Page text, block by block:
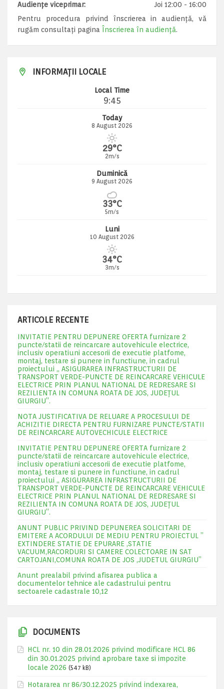
Audiențe viceprimar:
Joi 12:00 - 16:00
Pentru procedura privind înscrierea in audiență, vă
rugăm consultați pagina Înscrierea în audiență.
INFORMAȚII LOCALE
Local Time
9:45
Today
8 August 2026
29°C
2m/s
Duminică
9 August 2026
33°C
5m/s
Luni
10 August 2026
34°C
3m/s
ARTICOLE RECENTE
INVITATIE PENTRU DEPUNERE OFERTA furnizare 2
puncte/statii de reincarcare autovehicule electrice,
inclusiv operatiuni accesorii de executie platfome,
montaj, testare si punere in functiune, in cadrul
proiectului „ ASIGURAREA INFRASTRUCTURII DE
TRANSPORT VERDE-PUNCTE DE REINCARCARE VEHICULE
ELECTRICE PRIN PLANUL NATIONAL DE REDRESARE SI
REZILIENTA IN COMUNA ROATA DE JOS, JUDEŢUL
GIURGIU”.
NOTA JUSTIFICATIVA DE RELUARE A PROCESULUI DE
ACHIZITIE DIRECTA PENTRU FURNIZARE PUNCTE/STATII
DE REINCARCARE AUTOVECHICULE ELECTRICE
INVITATIE PENTRU DEPUNERE OFERTA furnizare 2
puncte/statii de reincarcare autovehicule electrice,
inclusiv operatiuni accesorii de executie platfome,
montaj, testare si punere in functiune, in cadrul
proiectului „ ASIGURAREA INFRASTRUCTURII DE
TRANSPORT VERDE-PUNCTE DE REINCARCARE VEHICULE
ELECTRICE PRIN PLANUL NATIONAL DE REDRESARE SI
REZILIENTA IN COMUNA ROATA DE JOS, JUDEŢUL
GIURGIU”.
ANUNT PUBLIC PRIVIND DEPUNEREA SOLICITARI DE
EMITERE A ACORDULUI DE MEDIU PENTRU PROIECTUL ”
EXTINDERE STATIE DE EPURARE ,STATIE
VACUUM,RACORDURI SI CAMERE COLECTOARE IN SAT
CARTOJANI,COMUNA ROATA DE JOS ,JUDETUL GIURGIU”
Anunt prealabil privind afisarea publica a
documentelor tehnice ale cadastrului pentru
sectoarele cadastrale 10,12
DOCUMENTS
HCL nr. 10 din 28.01.2026 privind modificare HCL 86
din 30.01.2025 privind aprobare taxe si impozite
locale 2026 (547 kB)
Hotararea nr 86/30.12.2025 privind indexarea,